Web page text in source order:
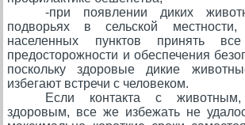
-при появлении диких
подворьях в сельской
населенных пунктов принять
предосторожности и обеспечения
поскольку здоровые дикие
избегают встречи с человеком.
Если контакта с
здоровым, все же избежать не